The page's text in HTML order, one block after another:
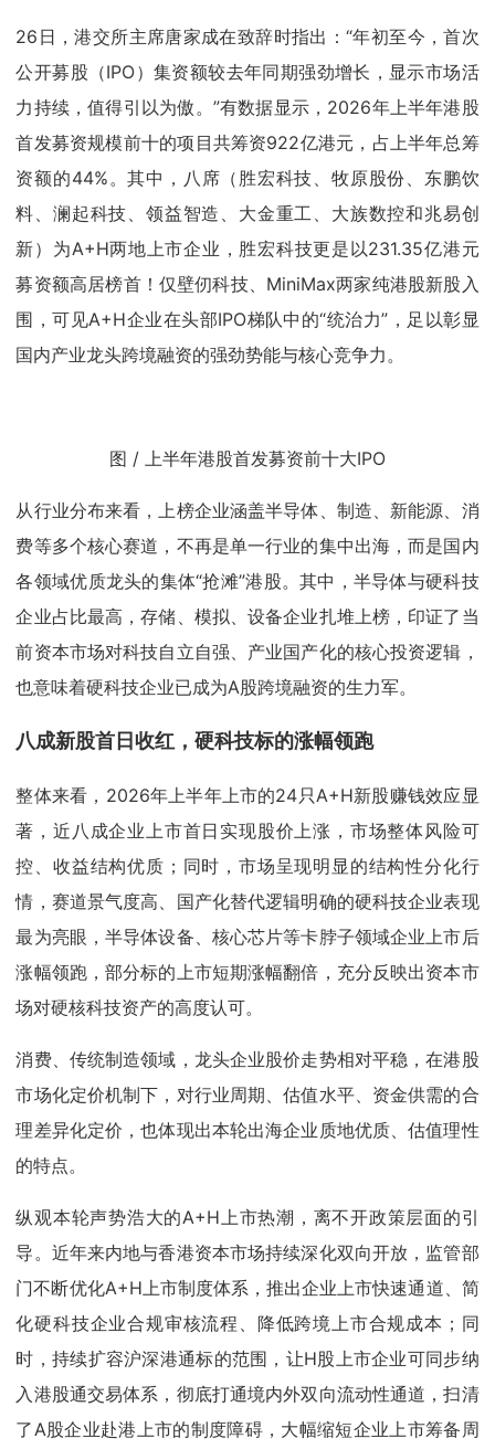
26日，港交所主席唐家成在致辞时指出：“年初至今，首次
公开募股（IPO）集资额较去年同期强劲增长，显示市场活
力持续，值得引以为傲。”有数据显示，2026年上半年港股
首发募资规模前十的项目共筹资922亿港元，占上半年总筹
资额的44%。其中，八席（胜宏科技、牧原股份、东鹏饮
料、澜起科技、领益智造、大金重工、大族数控和兆易创
新）为A+H两地上市企业，胜宏科技更是以231.35亿港元
募资额高居榜首！仅壁仞科技、MiniMax两家纯港股新股入
围，可见A+H企业在头部IPO梯队中的“统治力”，足以彰显
国内产业龙头跨境融资的强劲势能与核心竞争力。
图 / 上半年港股首发募资前十大IPO
从行业分布来看，上榜企业涵盖半导体、制造、新能源、消
费等多个核心赛道，不再是单一行业的集中出海，而是国内
各领域优质龙头的集体“抢滩”港股。其中，半导体与硬科技
企业占比最高，存储、模拟、设备企业扎堆上榜，印证了当
前资本市场对科技自立自强、产业国产化的核心投资逻辑，
也意味着硬科技企业已成为A股跨境融资的生力军。
八成新股首日收红，硬科技标的涨幅领跑
整体来看，2026年上半年上市的24只A+H新股赚钱效应显
著，近八成企业上市首日实现股价上涨，市场整体风险可
控、收益结构优质；同时，市场呈现明显的结构性分化行
情，赛道景气度高、国产化替代逻辑明确的硬科技企业表现
最为亮眼，半导体设备、核心芯片等卡脖子领域企业上市后
涨幅领跑，部分标的上市短期涨幅翻倍，充分反映出资本市
场对硬核科技资产的高度认可。
消费、传统制造领域，龙头企业股价走势相对平稳，在港股
市场化定价机制下，对行业周期、估值水平、资金供需的合
理差异化定价，也体现出本轮出海企业质地优质、估值理性
的特点。
纵观本轮声势浩大的A+H上市热潮，离不开政策层面的引
导。近年来内地与香港资本市场持续深化双向开放，监管部
门不断优化A+H上市制度体系，推出企业上市快速通道、简
化硬科技企业合规审核流程、降低跨境上市合规成本；同
时，持续扩容沪深港通标的范围，让H股上市企业可同步纳
入港股通交易体系，彻底打通境内外双向流动性通道，扫清
了A股企业赴港上市的制度障碍，大幅缩短企业上市筹备周